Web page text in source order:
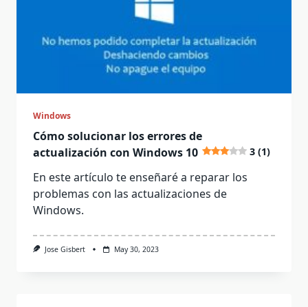
Windows
Cómo solucionar los errores de
actualización con Windows 10
3 (1)
En este artículo te enseñaré a reparar los
problemas con las actualizaciones de
Windows.
Jose Gisbert May 30, 2023